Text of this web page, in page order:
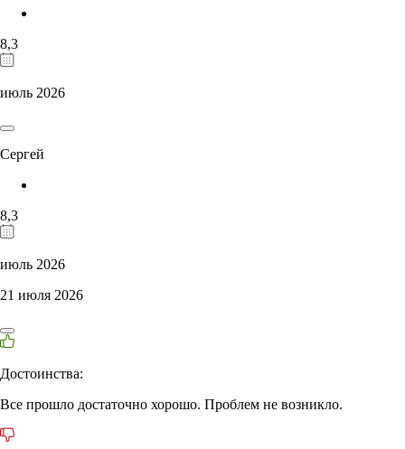
8,3
июль 2026
Сергей
8,3
июль 2026
21 июля 2026
Достоинства:
Все прошло достаточно хорошо. Проблем не возникло.